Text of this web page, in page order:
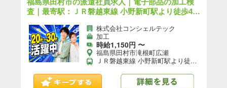
福島県田村市の派遣社員求人｜電子部品の加工検
査｜最寄駅：ＪＲ磐越東線 小野新町駅より徒歩40
株式会社コンシェルテック
加工
時給1,150円 〜
福島県田村市滝根町広瀬
ＪＲ磐越東線 小野新町駅より徒歩40分／ＪＲ磐越東線 小野新町駅より車10分 【自動車通勤】可(無料駐車場あり)／【自転車通勤】可／※就業先により異なる可能性あり。応募時お問い合わせください。